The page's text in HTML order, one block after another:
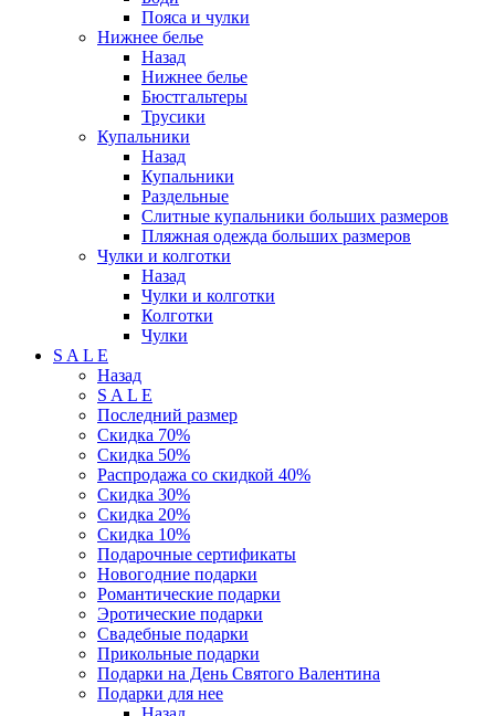
Пояса и чулки
Нижнее белье
Назад
Нижнее белье
Бюстгальтеры
Трусики
Купальники
Назад
Купальники
Раздельные
Слитные купальники больших размеров
Пляжная одежда больших размеров
Чулки и колготки
Назад
Чулки и колготки
Колготки
Чулки
S A L E
Назад
S A L E
Последний размер
Скидка 70%
Скидка 50%
Распродажа со скидкой 40%
Скидка 30%
Скидка 20%
Скидка 10%
Подарочные сертификаты
Новогодние подарки
Романтические подарки
Эротические подарки
Свадебные подарки
Прикольные подарки
Подарки на День Святого Валентина
Подарки для нее